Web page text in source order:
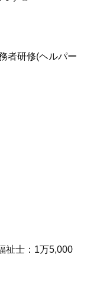
者研修(ヘルパー
祉士：1万5,000